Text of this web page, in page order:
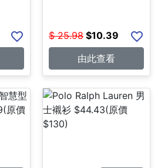
$ 25.98 $10.39
由此查看